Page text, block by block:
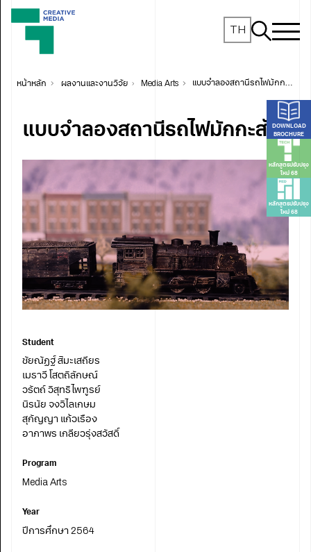
TH
DOWNLOAD
BROCHURE
หลักสูตรปรับปรุง
ใหม่ 68
หลักสูตรปรับปรุง
ใหม่ 68
หน้าหลัก ผลงานและงานวิจัย Media Arts แบบจำลองสถานีรถไฟมักกะสัน
Student
ชัยณัฏฐ์ สิมะเสถียร
เมธาวี โสตถิลักษณ์
วรัตถ์ วิสุทธิไพฑูรย์
นิรนัย จงวิไลเกษม
สุกัญญา แก้วเรือง
อาภาพร เกลียวรุ่งสวัสดิ์
Program
Media Arts
Year
ปีการศึกษา 2564
แบบจำลองสถานีรถไฟมักกะสัน